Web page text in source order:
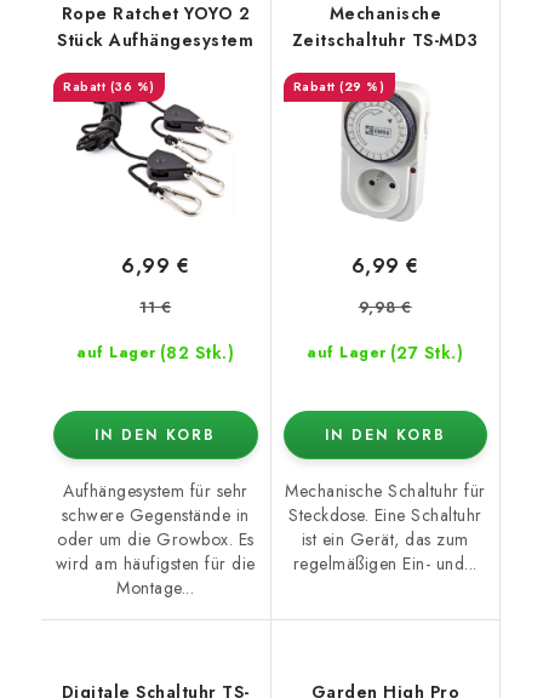
Rope Ratchet YOYO 2
Stück Aufhängesystem
(36 %)
auf Lager (82 Stk.)
6,99 €
11 €
IN DEN KORB
Aufhängesystem für sehr
schwere Gegenstände in
oder um die Growbox. Es
wird am häufigsten für die
Montage...
Mechanische
Zeitschaltuhr TS-MD3
(29 %)
auf Lager (27 Stk.)
6,99 €
9,98 €
IN DEN KORB
Mechanische Schaltuhr für
Steckdose. Eine Schaltuhr
ist ein Gerät, das zum
regelmäßigen Ein- und...
Digitale Schaltuhr TS-
Garden High Pro